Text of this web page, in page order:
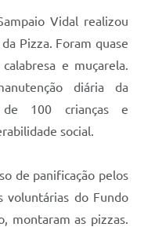
Vidal realizou
Pizza. Foram quase
e muçarela.
diária da
100 crianças e
social.
de panificação pelos
voluntárias do Fundo
montaram as pizzas.